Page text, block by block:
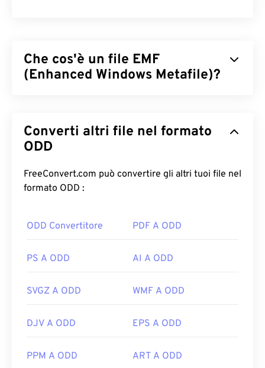
Che cos'è un file EMF
(Enhanced Windows Metafile)?
Metafile Format (WMF). Con una tavolozza di colori
ampliata, resa possibile da 32 bit per pixel e
miglioramento del formato di file a 16 bit di WMF.
Il programma predefinito per aprire EMF è
Microsoft Windows (Windows), un programma
Adobe Illustrator
è un altro ottimo programma per
macOS.
Studio,Ability Photopainte Ultimate Paint
Converti altri file nel formato
ODD
FreeConvert.com può convertire gli altri tuoi file nel
formato ODD :
ODD Convertitore PDF A ODD
PS A ODD AI A ODD
SVGZ A ODD WMF A ODD
DJV A ODD EPS A ODD
PPM A ODD ART A ODD